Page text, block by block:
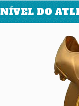
NÍVEL DO